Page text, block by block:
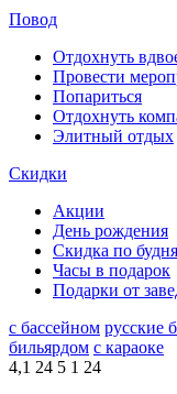
Повод
Отдохнуть
Провести
Попариться
Отдохнуть
Элитный отдых
Скидки
Акции
День рождения
Скидка по
Часы в подарок
Подарки от
с бассейном русские
бильярдом с караоке
4,1 24 5 1 24